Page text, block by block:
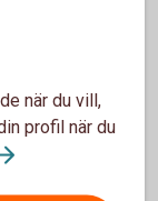
sätt. Handla
vår app. Du
ett
när du vill,
profil när du